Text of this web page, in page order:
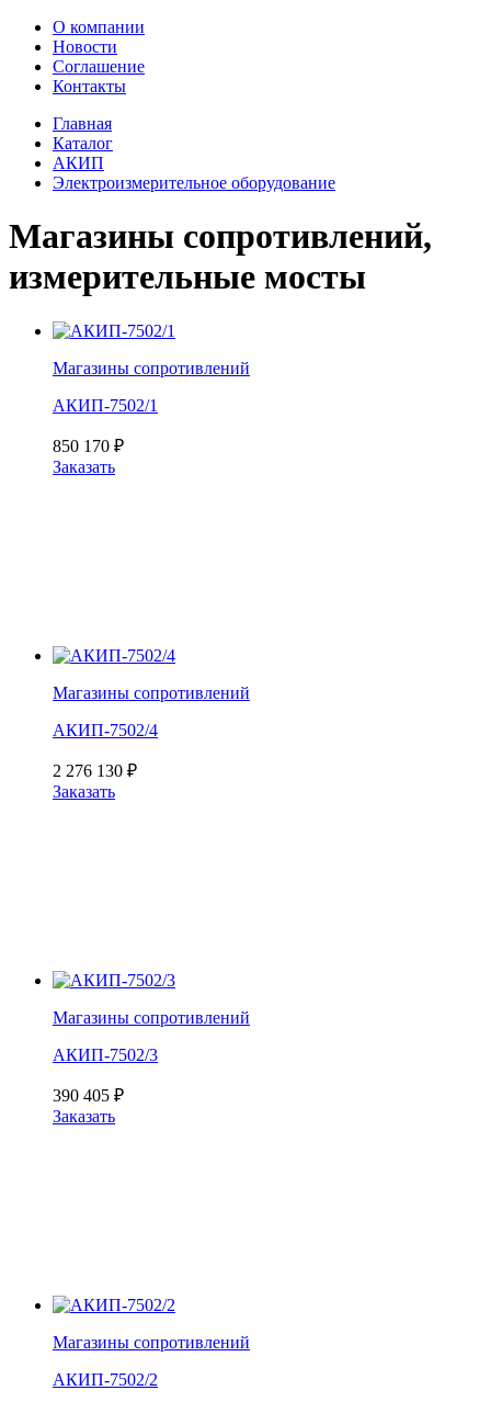
О компании
Новости
Соглашение
Контакты
Главная
Каталог
АКИП
Электроизмерительное оборудование
Магазины сопротивлений,
измерительные мосты
Магазины сопротивлений
АКИП-7502/1
850 170 ₽
Заказать
Магазины сопротивлений
АКИП-7502/4
2 276 130 ₽
Заказать
Магазины сопротивлений
АКИП-7502/3
390 405 ₽
Заказать
Магазины сопротивлений
АКИП-7502/2